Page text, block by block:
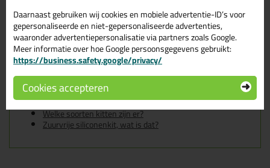
Wil je meer weten over de toepassing en kenmerken van dit
product?Lees alles over dit product >
Tips & tricks voor Ottoseal S100
300ml
In de volgende blogs wordt dit product gebruikt:
De badkamer kitten? Lees hier hoe!
Welke Otto primer heb ik nodig?
Welke soorten kitten zijn er?
Zuurvrije siliconenkit, wat is dat?
Daarnaast gebruiken wij cookies en mobiele advertentie-ID’s voor
gepersonaliseerde en niet-gepersonaliseerde advertenties,
waaronder advertentiepersonalisatie via partners zoals Google.
Meer informatie over hoe Google persoonsgegevens gebruikt:
https://business.safety.google/privacy/
Cookies accepteren